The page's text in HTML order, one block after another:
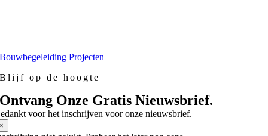
Bouwbegeleiding Projecten
Blijf op de hoogte
Ontvang Onze Gratis Nieuwsbrief.
voor het inschrijven voor onze nieuwsbrief.